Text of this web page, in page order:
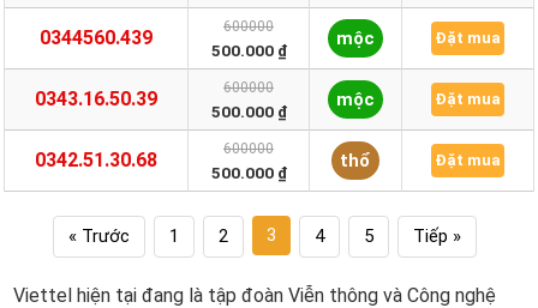
0344560.439 600000
500.000 ₫
mộc Đặt mua
0343.16.50.39 600000
500.000 ₫
mộc Đặt mua
0342.51.30.68 600000
500.000 ₫
thổ Đặt mua
« Trước 1 2 3 4 5 Tiếp »
Viettel hiện tại đang là tập đoàn Viễn thông và Công nghệ